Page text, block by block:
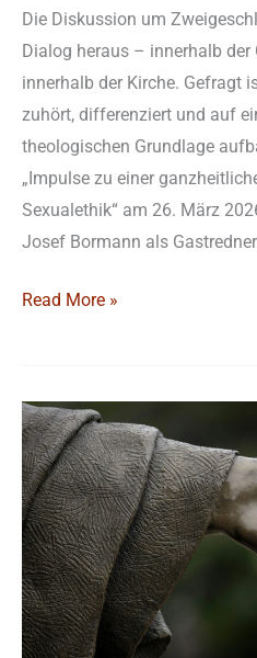
Die Diskussion um
Dialog heraus – innerhalb
innerhalb der Kirche. Gefragt
zuhört, differenziert und auf
theologischen Grundlage
„Impulse zu einer
Sexualethik“ am 26. März
Josef Bormann als
Read More »
„Lege
deinen
Finger
in
die
Wunden!“
–
Gedanken